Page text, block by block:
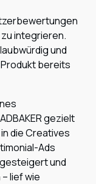
integrieren.
und
bereits
gezielt
die Creatives
Ads
und
lief wie